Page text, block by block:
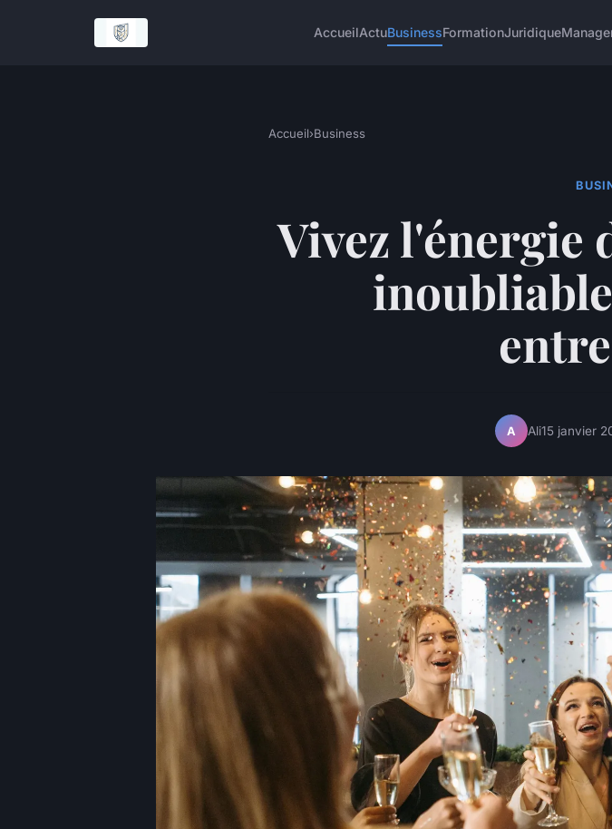
AccueilActuBusinessFormationJuridique
Accueil›Business
Vivez l'énergie
A Ali15 janvier